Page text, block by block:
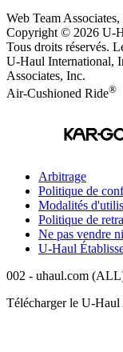
Web Team
Copyright © 2026 U-
Tous droits réservés.
U-Haul International,
Associates, Inc.
Air-Cushioned Ride®
Arbitrage
Politique de
Modalités
Politique de
Ne pas vendre
U-Haul
002 - uhaul.com
Télécharger le U-Haul